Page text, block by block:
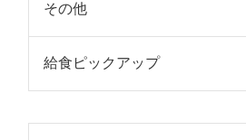
その他
給食ピックアップ